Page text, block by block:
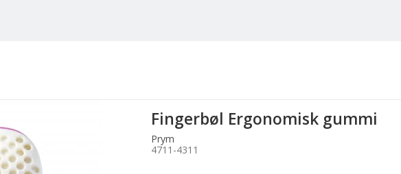
Fingerbøl Ergonomisk gummi
Prym
4711-4311